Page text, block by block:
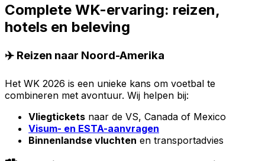
Complete WK-ervaring: reizen,
hotels en beleving
✈️ Reizen naar Noord-Amerika
Het WK 2026 is een unieke kans om voetbal te
combineren met avontuur. Wij helpen bij:
Vliegtickets naar de VS, Canada of Mexico
Visum- en ESTA-aanvragen
Binnenlandse vluchten en transportadvies